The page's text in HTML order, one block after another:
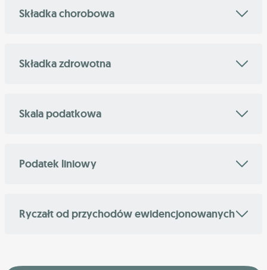
Składka chorobowa
Składka zdrowotna
Skala podatkowa
Podatek liniowy
Ryczałt od przychodów ewidencjonowanych